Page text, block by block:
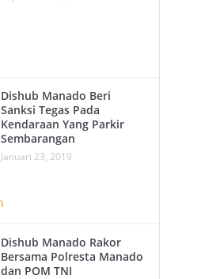
Dishub Manado Beri
Sanksi Tegas Pada
Kendaraan Yang Parkir
Sembarangan
Januari 23, 2019
Dishub Manado Rakor
Bersama Polresta Manado
dan POM TNI